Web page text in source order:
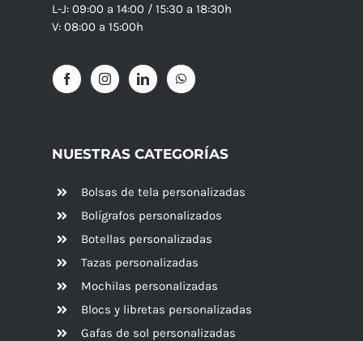
L-J: 09:00 a 14:00 / 15:30 a 18:30h
V: 08:00 a 15:00h
NUESTRAS CATEGORÍAS
Bolsas de tela personalizadas
Bolígrafos personalizados
Botellas personalizadas
Tazas personalizadas
Mochilas personalizadas
Blocs y libretas personalizadas
Gafas de sol personalizadas